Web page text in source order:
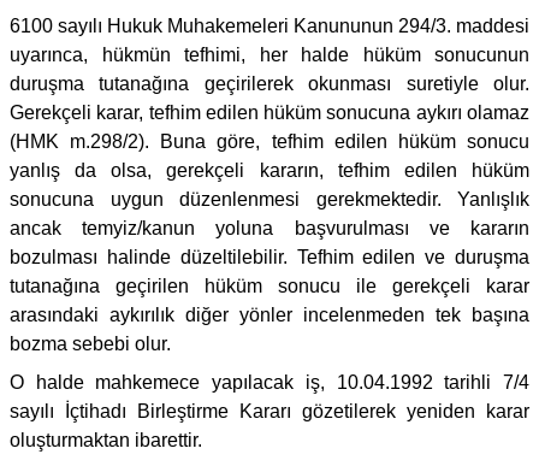
6100 sayılı Hukuk Muhakemeleri Kanununun 294/3. maddesi
uyarınca, hükmün tefhimi, her halde hüküm sonucunun
duruşma tutanağına geçirilerek okunması suretiyle olur.
Gerekçeli karar, tefhim edilen hüküm sonucuna aykırı olamaz
(HMK m.298/2). Buna göre, tefhim edilen hüküm sonucu
yanlış da olsa, gerekçeli kararın, tefhim edilen hüküm
sonucuna uygun düzenlenmesi gerekmektedir. Yanlışlık
ancak temyiz/kanun yoluna başvurulması ve kararın
bozulması halinde düzeltilebilir. Tefhim edilen ve duruşma
tutanağına geçirilen hüküm sonucu ile gerekçeli karar
arasındaki aykırılık diğer yönler incelenmeden tek başına
bozma sebebi olur.
O halde mahkemece yapılacak iş, 10.04.1992 tarihli 7/4
sayılı İçtihadı Birleştirme Kararı gözetilerek yeniden karar
oluşturmaktan ibarettir.